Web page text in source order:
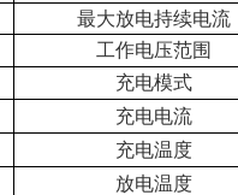
最大放电持续电流
工作电压范围
充电模式
充电电流
充电温度
放电温度